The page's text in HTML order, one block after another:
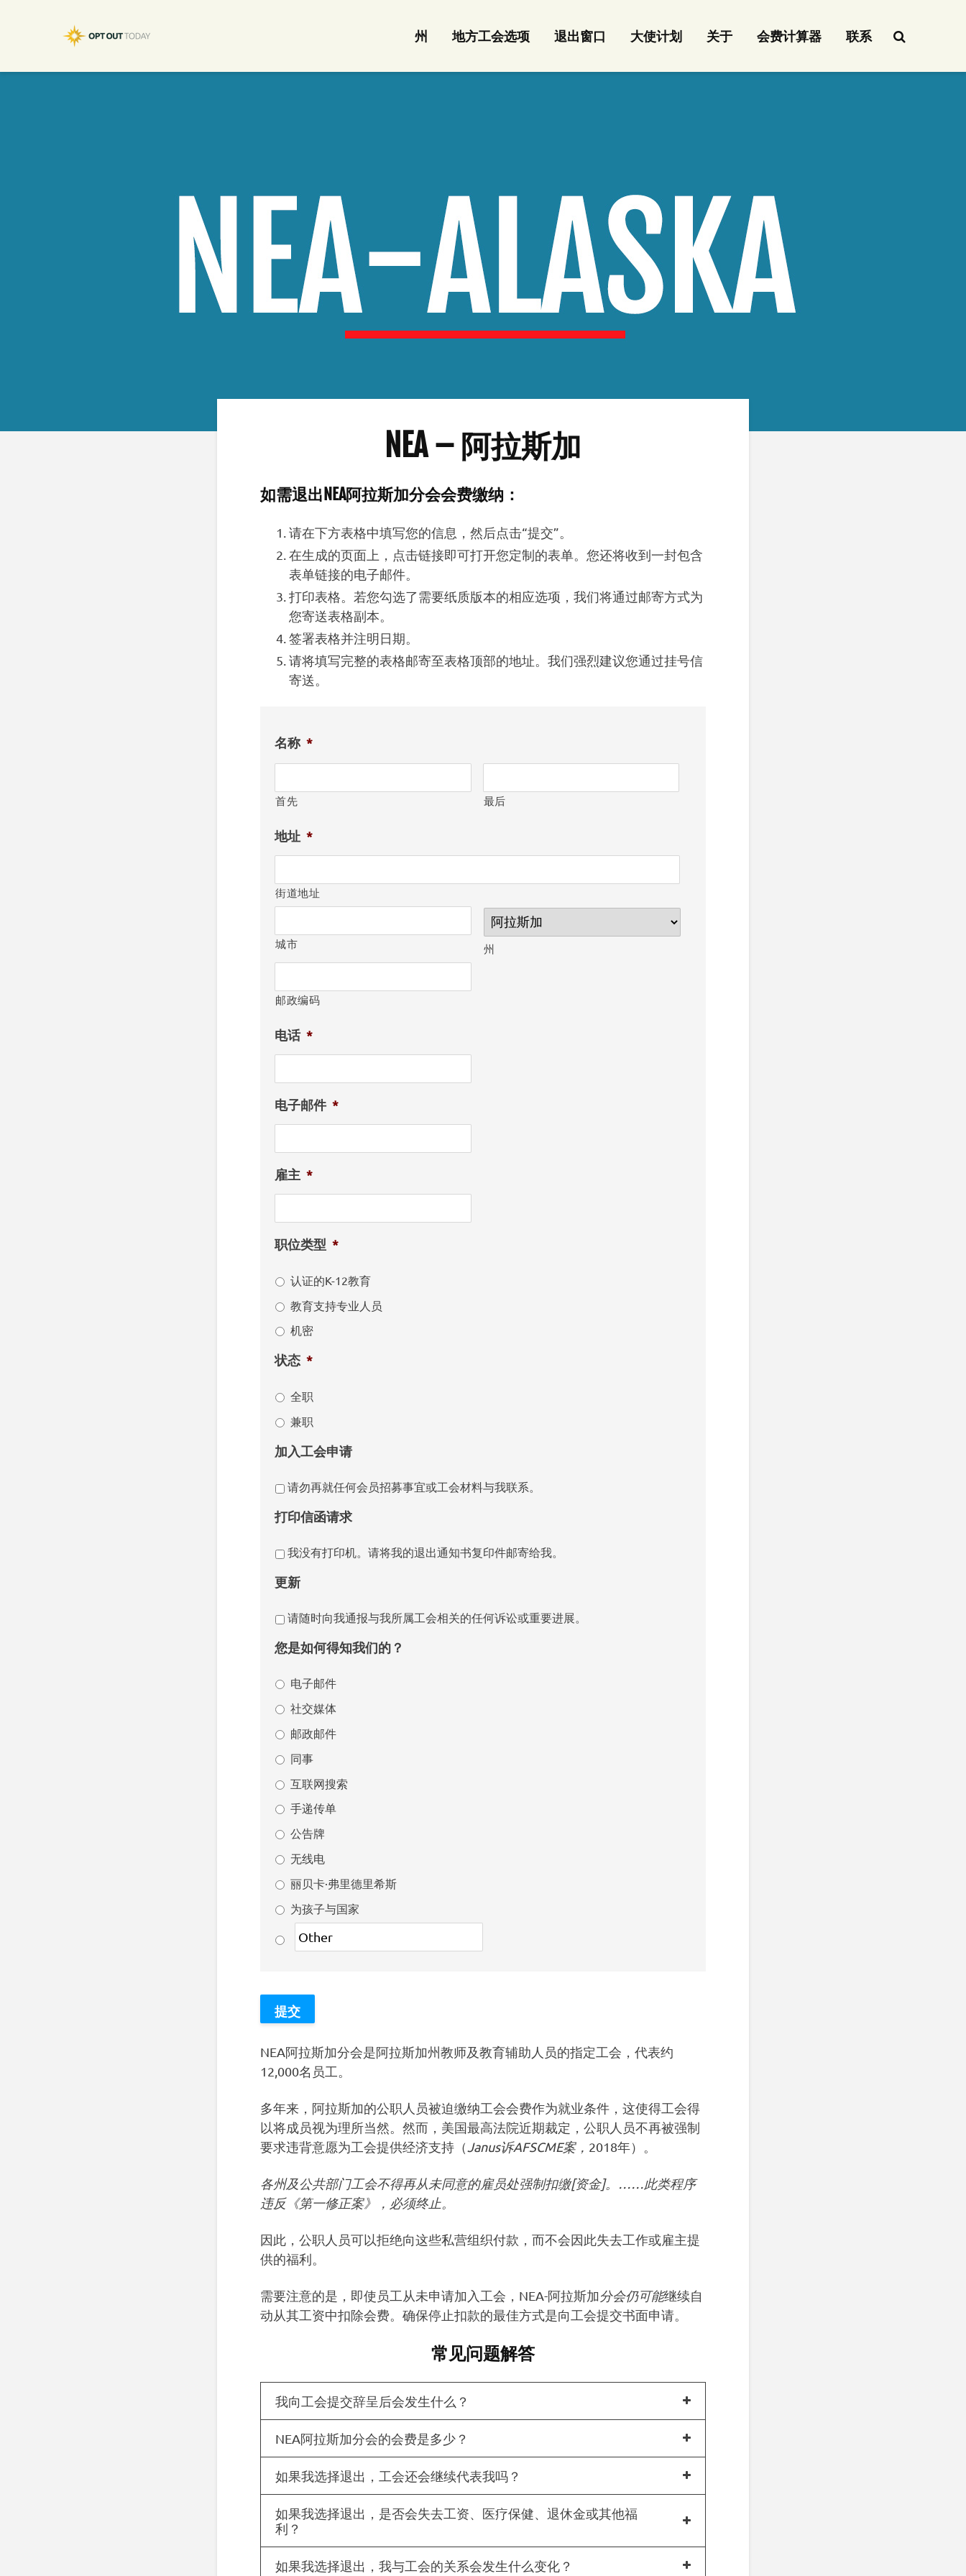
州 地方工会选项 退出窗口 大使计划 关于 会费计算器 联系
NEA – 阿拉斯加
如需退出NEA阿拉斯加分会会费缴纳：
请在下方表格中填写您的信息，然后点击“提交”。
在生成的页面上，点击链接即可打开您定制的表单。您还将收到一封包含
表单链接的电子邮件。
打印表格。若您勾选了需要纸质版本的相应选项，我们将通过邮寄方式为
您寄送表格副本。
签署表格并注明日期。
请将填写完整的表格邮寄至表格顶部的地址。我们强烈建议您通过挂号信
寄送。
名称 *
首先 最后
地址 *
街道地址
城市 州
邮政编码
电话 *
电子邮件 *
雇主 *
职位类型 *
认证的K-12教育
教育支持专业人员
机密
状态 *
全职
兼职
加入工会申请
请勿再就任何会员招募事宜或工会材料与我联系。
打印信函请求
我没有打印机。请将我的退出通知书复印件邮寄给我。
更新
请随时向我通报与我所属工会相关的任何诉讼或重要进展。
您是如何得知我们的？
电子邮件
社交媒体
邮政邮件
同事
互联网搜索
手递传单
公告牌
无线电
丽贝卡·弗里德里希斯
为孩子与国家
NEA阿拉斯加分会是阿拉斯加州教师及教育辅助人员的指定工会，代表约
12,000名员工。
多年来，阿拉斯加的公职人员被迫缴纳工会会费作为就业条件，这使得工会得
以将成员视为理所当然。然而，美国最高法院近期裁定，公职人员不再被强制
要求违背意愿为工会提供经济支持（ Janus诉AFSCME案， 2018年）。
各州及公共部门工会不得再从未同意的雇员处强制扣缴[资金]。……此类程序
违反《第一修正案》，必须终止。
因此，公职人员可以拒绝向这些私营组织付款，而不会因此失去工作或雇主提
供的福利。
需要注意的是，即使员工从未申请加入工会，NEA-阿拉斯加分会仍可能继续自
动从其工资中扣除会费。确保停止扣款的最佳方式是向工会提交书面申请。
常见问题解答
我向工会提交辞呈后会发生什么？
NEA阿拉斯加分会的会费是多少？
如果我选择退出，工会还会继续代表我吗？
如果我选择退出，是否会失去工资、医疗保健、退休金或其他福
利？
如果我选择退出，我与工会的关系会发生什么变化？